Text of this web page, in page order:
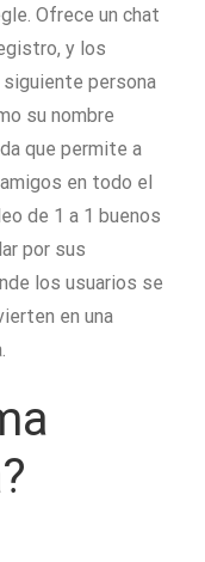
Ofrece un chat
y los
persona
su nombre
que permite a
en todo el
de 1 a 1 buenos
por sus
los usuarios se
en una